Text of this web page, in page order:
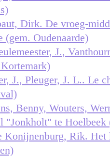
Dirk. De vroeg-
(gem. Oudenaarde)
J.,
J., Pleuger, J. L.. Le
Benny, Wouters,
"Jonkholt" te
Konijnenburg, Rik. Het